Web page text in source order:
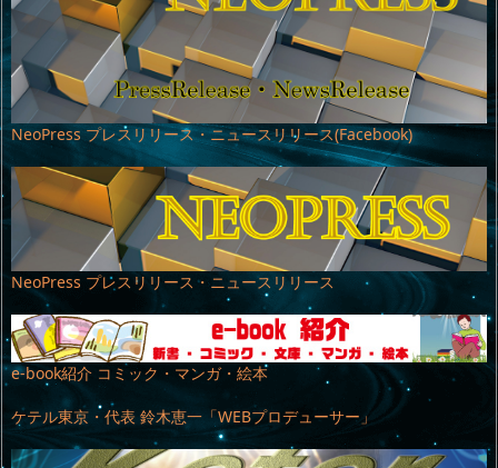
NeoPress プレスリリース・ニュースリリース(Facebook)
NeoPress プレスリリース・ニュースリリース
e-book紹介 コミック・マンガ・絵本
ケテル東京・代表 鈴木恵一「WEBプロデューサー」